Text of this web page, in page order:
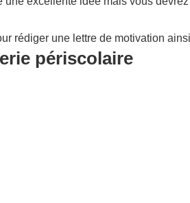
rédiger une lettre de motivation
périscolaire